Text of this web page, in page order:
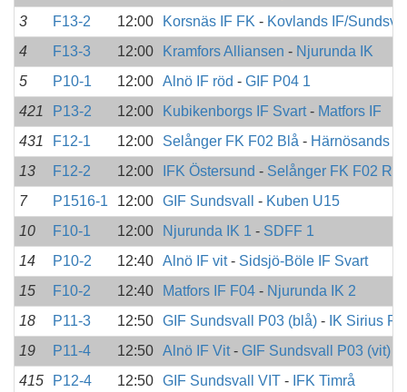
3
F13-2 12:00 Korsnäs IF FK - Kovlands IF/
4
F13-3 12:00 Kramfors Alliansen - Njurunda IK
5
P10-1 12:00 Alnö IF röd - GIF P04 1
421
P13-2 12:00 Kubikenborgs IF Svart- Matfors IF
431
F12-1 12:00 Selånger FK F02 Blå - Härnösands
13
F12-2 12:00 IFK Östersund - Selånger FK F02
7
P1516-1 12:00 GIF Sundsvall - Kuben U15
10
F10-1 12:00 Njurunda IK 1 - SDFF 1
14
P10-2 12:40 Alnö IF vit- Sidsjö-Böle IF Svart
15
F10-2 12:40 Matfors IF F04 - Njurunda IK 2
18
P11-3 12:50 GIF Sundsvall P03 (blå) - IK Sirius
19
P11-4 12:50 Alnö IF Vit- GIF Sundsvall P03 (vit)
415
P12-4 12:50 GIF Sundsvall VIT - IFK Timrå